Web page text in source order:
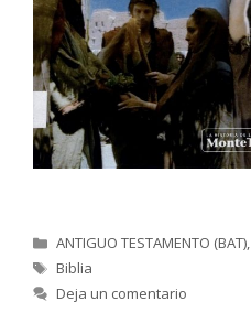
Categorías
ANTIGUO TESTAMENTO (BAT),
Etiquetas
Biblia
Deja un comentario